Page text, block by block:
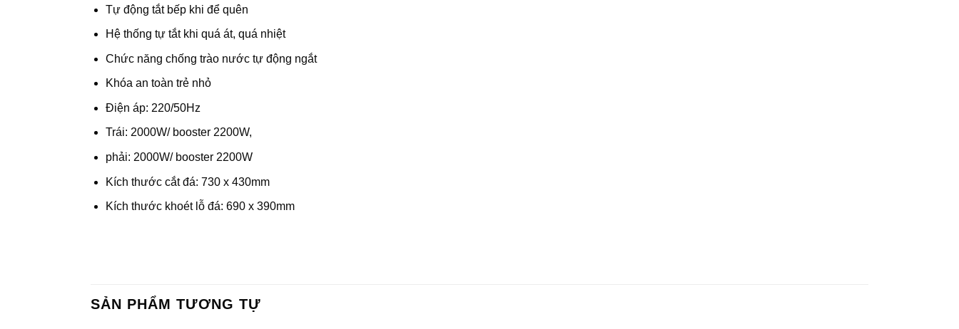
Tự động tắt bếp khi để quên
Hệ thống tự tắt khi quá át, quá nhiệt
Chức năng chống trào nước tự động ngắt
Khóa an toàn trẻ nhỏ
Điện áp: 220/50Hz
Trái: 2000W/ booster 2200W,
phải: 2000W/ booster 2200W
Kích thước cắt đá: 730 x 430mm
Kích thước khoét lỗ đá: 690 x 390mm
SẢN PHẨM TƯƠNG TỰ